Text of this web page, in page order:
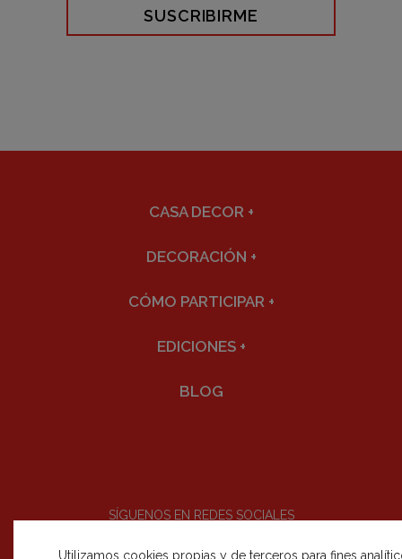
SUSCRIBIRME
Utilizamos cookies propias y de terceros para fines
CASA DECOR +
DECORACIÓN +
CÓMO PARTICIPAR +
EDICIONES +
BLOG
SÍGUENOS EN REDES SOCIALES